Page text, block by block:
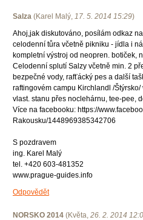
Salza (Karel Malý, 17. 5. 2014 15:29)
Ahoj,jak diskutováno, posílám odkaz
celodenní tůra včetně pikniku - jídla i
kompletní výstroj od neopren. botiček,
Celodenní splutí Salzy včetně min. 2
bezpečné vody, rafťácký pes a další
raftingovém campu Kirchlandl /
vlast. stanu přes noclehárnu, tee-pee,
Více na facebooku: https://
Rakousku/1448969385342706
S pozdravem
ing. Karel Malý
tel. +420 603-481352
www.prague-guides.info
Odpovědět
NORSKO 2014 (Květa, 26. 2. 2014